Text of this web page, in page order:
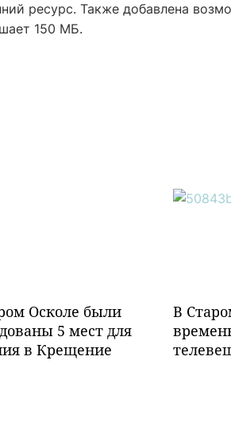
ресурс. Также добавлена
150 МБ.
Осколе были
5 мест для
в Крещение
В